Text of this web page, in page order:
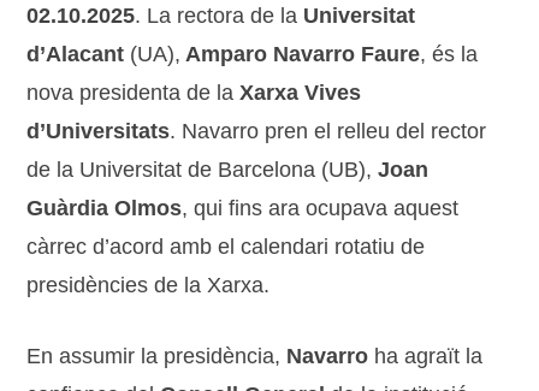
02.10.2025. La rectora de la Universitat
d’Alacant (UA), Amparo Navarro Faure, és la
nova presidenta de laXarxa Vives
d’Universitats. Navarro pren el relleu del rector
de la Universitat de Barcelona (UB),Joan
Guàrdia Olmos, qui fins ara ocupava aquest
càrrec d’acord amb el calendari rotatiu de
presidències de la Xarxa.
En assumir la presidència, Navarro ha agraït la